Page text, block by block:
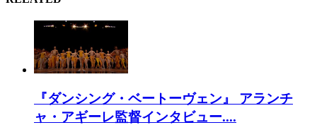
『ダンシング・ベートーヴェン』 アランチ
ャ・アギーレ監督インタビュー....